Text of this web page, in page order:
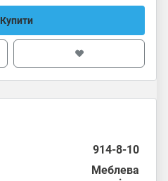
Купити
914-8-10
Меблева